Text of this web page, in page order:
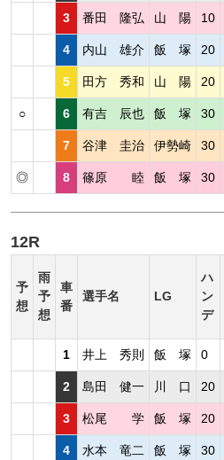
3 番田 隆弘 山 陽 10
4 内山 雄介 飯 塚 20
5 田方 秀和 山 陽 20
○ 6 有吉 辰也 飯 塚 30
7 谷津 圭治 伊勢崎 30
◎ 8 篠原 睦 飯 塚 30
12R
予
想
雨
予
想
車
番
選手名 LG
ハ
ン
デ
1 井上 秀則 飯 塚 0
2 島田 健一 川 口 20
3 松尾 学 飯 塚 20
4 水本 竜二 飯 塚 30